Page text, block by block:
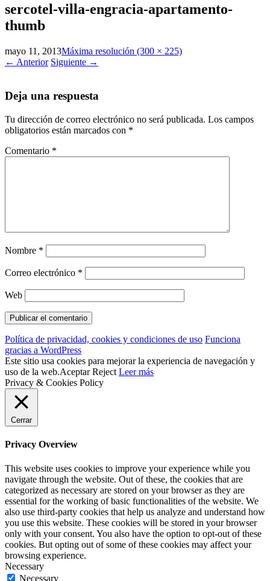
sercotel-villa-engracia-apartamento-
thumb
mayo 11, 2013Máxima resolución (300 × 225)
← Anterior Siguiente →
Deja una respuesta
Tu dirección de correo electrónico no será publicada. Los campos
obligatorios están marcados con *
Comentario *
Nombre *
Correo electrónico *
Web
Política de privacidad, cookies y condiciones de uso Funciona
gracias a WordPress
Este sitio usa cookies para mejorar la experiencia de navegación y
uso de la web.Aceptar Reject Leer más
Privacy & Cookies Policy
Cerrar
Privacy Overview
This website uses cookies to improve your experience while you
navigate through the website. Out of these, the cookies that are
categorized as necessary are stored on your browser as they are
essential for the working of basic functionalities of the website. We
also use third-party cookies that help us analyze and understand how
you use this website. These cookies will be stored in your browser
only with your consent. You also have the option to opt-out of these
cookies. But opting out of some of these cookies may affect your
browsing experience.
Necessary
Necessary